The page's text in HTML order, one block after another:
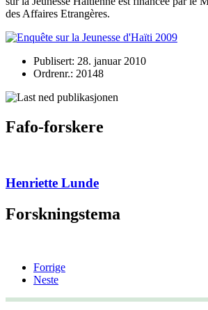
des Affaires Etrangères.
Publisert: 28. januar 2010
Ordrenr.: 20148
Fafo-forskere
Henriette Lunde
Forskningstema
Forrige
Neste